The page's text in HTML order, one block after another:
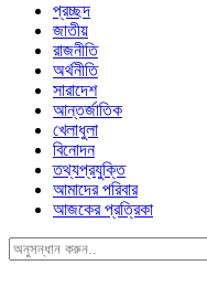
প্রচ্ছদ
জাতীয়
রাজনীতি
অর্থনীতি
সারাদেশ
আন্তর্জাতিক
খেলাধুলা
বিনোদন
তথ্যপ্রযুক্তি
আমাদের পরিবার
আজকের প্রত্রিকা